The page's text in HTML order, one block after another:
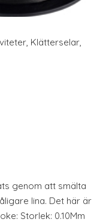
, Klätterselar,
genom att smälta
lina. Det här är
Storlek: 0.10Mm